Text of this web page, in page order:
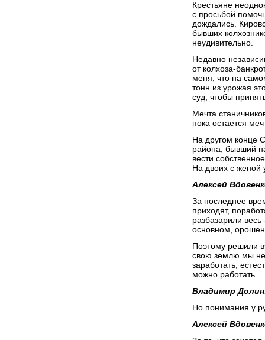
Крестьяне
с просьбой
дождались.
бывших
неудивительно.
Недавно
от колхоза-
меня, что на
тонн из урожая
суд, чтобы
Мечта
пока остается
На другом конце
района, бывший
вести
На двоих с женой
Алексей
За последнее
приходят,
разбазарили
основном,
Поэтому решили
свою землю мы не
заработать,
можно работать.
Владимир
Но понимания у
Алексей